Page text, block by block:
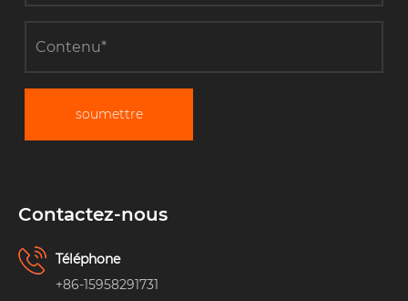
soumettre
Contactez-nous
Téléphone
+86-15958291731